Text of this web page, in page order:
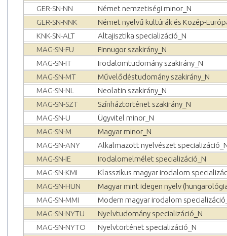
GER-SN-NN
Német nemzetiségi minor_N
GER-SN-NNK
Német nyelvű kultúrák és Közép-
KNK-SN-ALT
Altajisztika specializáció_N
MAG-SN-FU
Finnugor szakirány_N
MAG-SN-IT
Irodalomtudomány szakirány_N
MAG-SN-MT
Művelődéstudomány szakirány_N
MAG-SN-NL
Neolatin szakirány_N
MAG-SN-SZT
Színháztörténet szakirány_N
MAG-SN-U
Ügyvitel minor_N
MAG-SN-M
Magyar minor_N
MAG-SN-ANY
Alkalmazott nyelvészet
MAG-SN-IE
Irodalomelmélet specializáció_N
MAG-SN-KMI
Klasszikus magyar irodalom
MAG-SN-HUN
Magyar mint idegen nyelv
MAG-SN-MMI
Modern magyar irodalom
MAG-SN-NYTU
Nyelvtudomány specializáció_N
MAG-SN-NYTO
Nyelvtörténet specializáció_N